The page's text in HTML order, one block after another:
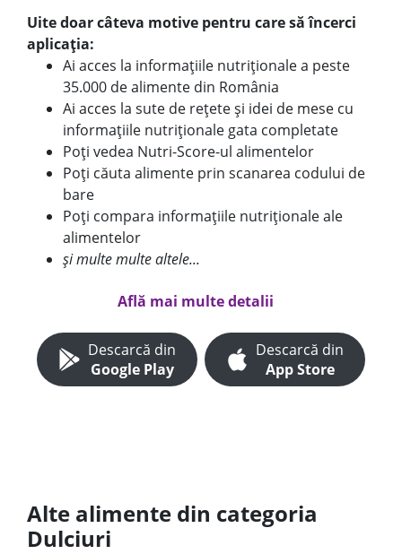
Uite doar câteva motive pentru care să încerci
aplicația:
Ai acces la informațiile nutriționale a peste
35.000 de alimente din România
Ai acces la sute de rețete și idei de mese cu
informațiile nutriționale gata completate
Poți vedea Nutri-Score-ul alimentelor
Poți căuta alimente prin scanarea codului de
bare
Poți compara informațiile nutriționale ale
alimentelor
și multe multe altele...
Află mai multe detalii
Descarcă din
Google Play
Descarcă din
App Store
Alte alimente din categoria
Dulciuri